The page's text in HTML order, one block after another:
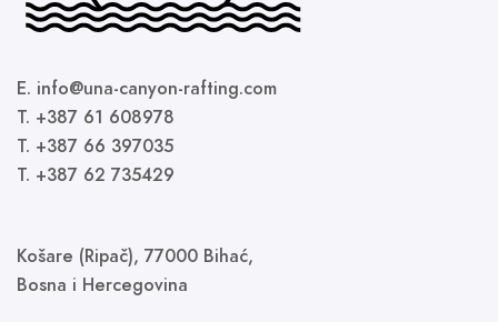
E. info@una-canyon-rafting.com
T. +387 61 608978
T. +387 66 397035
T. +387 62 735429
Košare (Ripač), 77000 Bihać,
Bosna i Hercegovina